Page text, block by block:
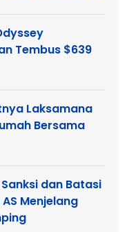
Tembus $639
Laksamana
Bersama
dan Batasi
Menjelang